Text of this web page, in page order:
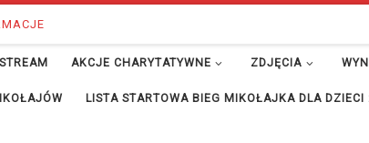
AKCJE CHARYTATYWNE ZDJĘCIA
LISTA STARTOWA BIEG MIKOŁAJKA DLA